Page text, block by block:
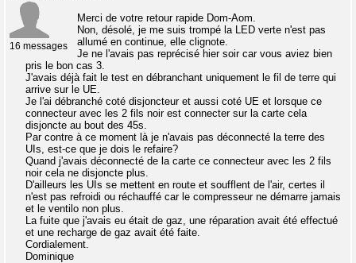
16 messages
Merci de votre retour rapide Dom-Aom.
Non, désolé, je me suis trompé la LED verte n'est pas
allumé en continue, elle clignote.
Je ne l'avais pas reprécisé hier soir car vous aviez bien
pris le bon cas 3.
J'avais déjà fait le test en débranchant uniquement le fil de terre qui
arrive sur le UE.
Je l'ai débranché coté disjoncteur et aussi coté UE et lorsque ce
connecteur avec les 2 fils noir est connecter sur la carte cela
disjoncte au bout des 45s.
Par contre à ce moment là je n'avais pas déconnecté la terre des
UIs, est-ce que je dois le refaire?
Quand j'avais déconnecté de la carte ce connecteur avec les 2 fils
noir cela ne disjoncte plus.
D'ailleurs les UIs se mettent en route et soufflent de l'air, certes il
n'est pas refroidi ou réchauffé car le compresseur ne démarre jamais
et le ventilo non plus.
La fuite que j'avais eu était de gaz, une réparation avait été effectué
et une recharge de gaz avait été faite.
Cordialement.
Dominique